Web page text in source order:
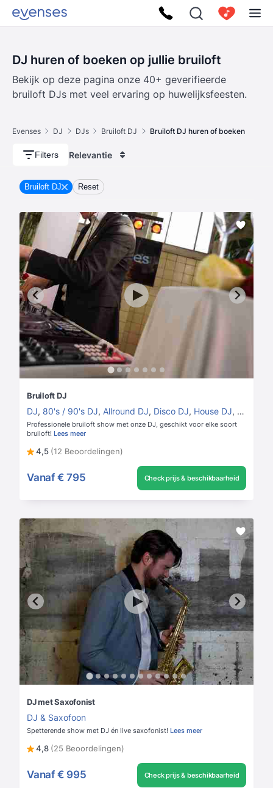
DJ huren of boeken op jullie bruiloft
Bekijk op deze pagina onze 40+ geverifieerde
bruiloft DJs met veel ervaring op huwelijksfeesten.
Evenses DJ DJs Bruiloft DJ Bruiloft DJ huren of boeken
Filters Relevantie
Bruiloft DJ Reset
Bruiloft DJ
DJ, 80's / 90's DJ, Allround DJ, Disco DJ, House DJ,
Professionele bruiloft show met onze DJ, geschikt voor elke soort
bruiloft! Lees meer
4,5 (12 Beoordelingen)
Vanaf € 795 Check prijs & beschikbaarheid
DJ met Saxofonist
DJ & Saxofoon
Spetterende show met DJ én live saxofonist! Lees meer
4,8 (25 Beoordelingen)
Vanaf € 995 Check prijs & beschikbaarheid